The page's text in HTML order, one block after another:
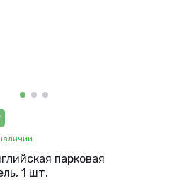
парковая
1 шт.